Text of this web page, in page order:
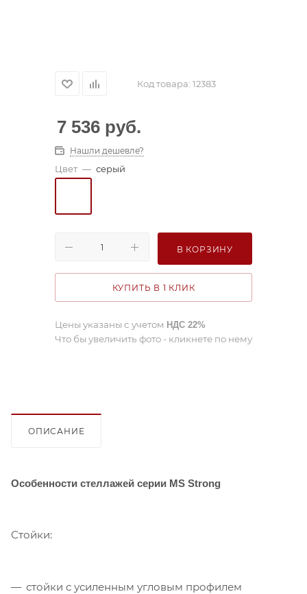
Код товара: 12383
7 536 руб.
Нашли дешевле?
Цвет — серый
В КОРЗИНУ
КУПИТЬ В 1 КЛИК
Цены указаны с учетом НДС 22%
Что бы увеличить фото - кликнете по нему
ОПИСАНИЕ
Особенности стеллажей серии MS Strong
Стойки:
стойки с усиленным угловым профилем